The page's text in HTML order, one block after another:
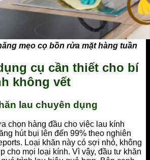
mẹo cọ bồn rửa mặt hàng tuần
cụ cần thiết cho bí
không vết
lau chuyên dụng
chọn hàng đầu cho việc lau kính
hút bụi lên đến 99% theo nghiên
Loại khăn này có sợi nhỏ, không
cho mọi loại kính. Vì vậy, đầu tư khăn